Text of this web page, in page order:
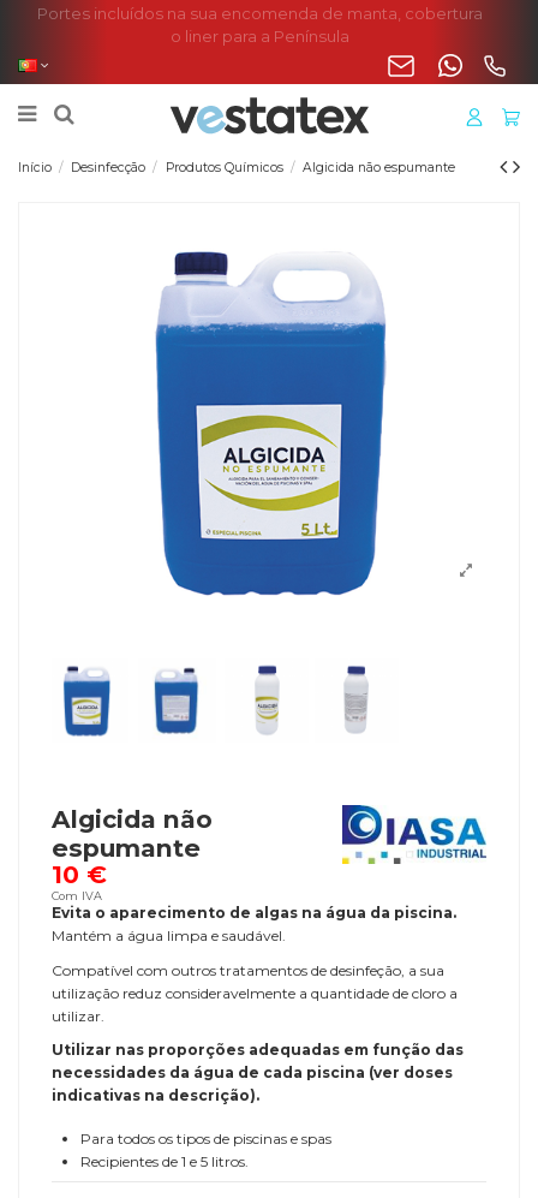
Portes incluídos na sua encomenda de manta, cobertura
o liner para a Península
Início Desinfecção Produtos Químicos Algicida não espumante
Algicida não
espumante
10 €
Com IVA
Evita o aparecimento de algas na água da piscina.
Mantém a água limpa e saudável.
Compatível com outros tratamentos de desinfeção, a sua
utilização reduz consideravelmente a quantidade de cloro a
utilizar.
Utilizar nas proporções adequadas em função das
necessidades da água de cada piscina (ver doses
indicativas na descrição).
Para todos os tipos de piscinas e spas
Recipientes de 1 e 5 litros.